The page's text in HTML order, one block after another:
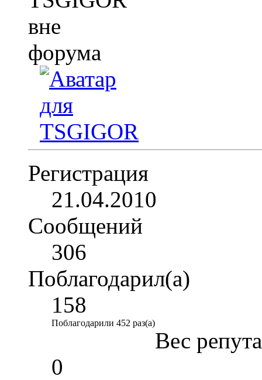
Регистрация
21.04.2010
Сообщений
306
Поблагодарил(а)
158
Поблагодарили 452 раз(а)
Вес
0